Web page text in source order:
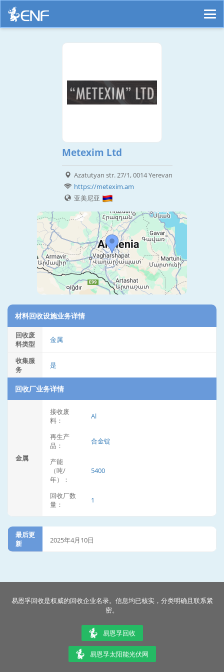
Metexim Ltd
Azatutyan str. 27/1, 0014 Yerevan
https://metexim.am
亚美尼亚
材料回收设施业务详情
回收废
料类型
金属
收集服
务
是
回收厂业务详情
金属
接收废
料：
Al
再生产
品：
合金锭
产能
（吨/
年）：
5400
回收厂数
量：
1
最后更
新
2025年4月10日
易恩孚回收是权威的回收企业名录。信息均已核实，分类明确且联系紧
密。
易恩孚回收
易恩孚太阳能光伏网